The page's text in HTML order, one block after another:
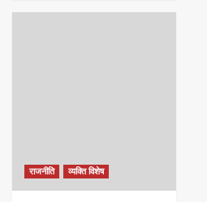
राजनीति व्यक्ति विशेष